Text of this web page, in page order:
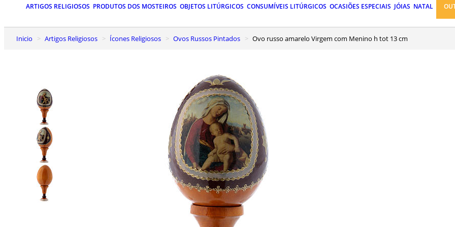
ARTIGOS RELIGIOSOS PRODUTOS DOS MOSTEIROS OBJETOS LITÚRGICOS CONSUMÍVEIS LITÚRGICOS OCASIÕES ESPECIAIS JÓIAS NATAL
Inicio Artigos Religiosos Ícones Religiosos Ovos Russos Pintados Ovo russo amarelo Virgem com Menino h tot 13 cm